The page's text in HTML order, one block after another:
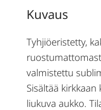
Kuvaus
Tyhjiöeristetty,
valmistettu
Sisältää
liukuva aukko.